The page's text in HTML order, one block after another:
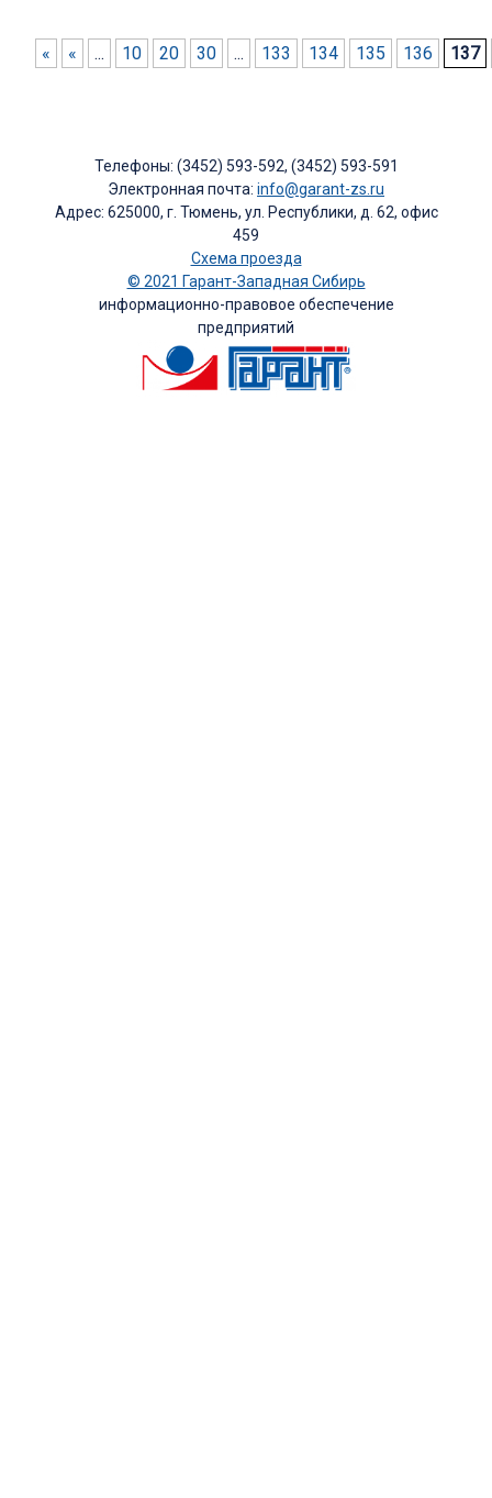
« « ... 10 20 30 ... 133 134 135 136 137
Телефоны: (3452) 593-592, (3452) 593-591
Электронная почта: info@garant-zs.ru
Адрес: 625000, г. Тюмень, ул. Республики, д. 62, офис
459
Схема проезда
© 2021 Гарант-Западная Сибирь
информационно-правовое обеспечение
предприятий